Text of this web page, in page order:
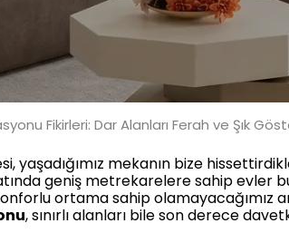
yaşadığımız mekanın bize
geniş metrekarelere sahip evler
ortama sahip olamayacağımız
, sınırlı alanları bile son derece